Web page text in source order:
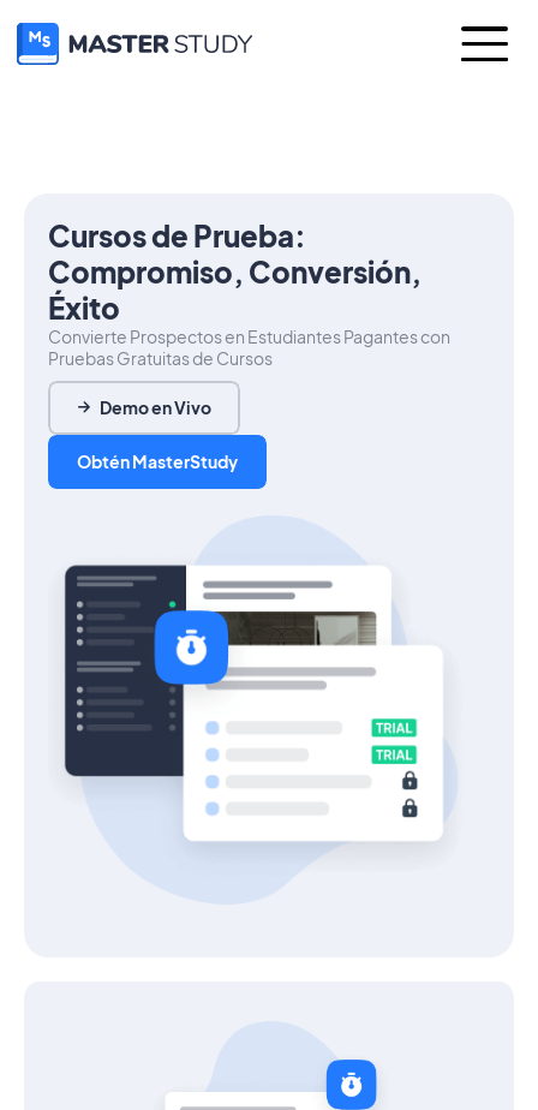
Cursos de Prueba:
Compromiso, Conversión,
Éxito
Convierte Prospectos en Estudiantes Pagantes con
Pruebas Gratuitas de Cursos
Demo en Vivo
Obtén MasterStudy